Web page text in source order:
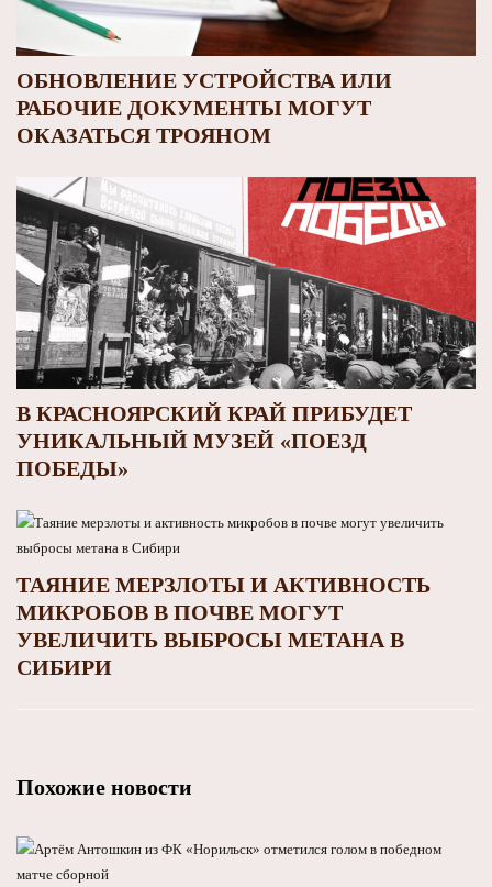
ОБНОВЛЕНИЕ УСТРОЙСТВА ИЛИ
РАБОЧИЕ ДОКУМЕНТЫ МОГУТ
ОКАЗАТЬСЯ ТРОЯНОМ
В КРАСНОЯРСКИЙ КРАЙ ПРИБУДЕТ
УНИКАЛЬНЫЙ МУЗЕЙ «ПОЕЗД
ПОБЕДЫ»
ТАЯНИЕ МЕРЗЛОТЫ И АКТИВНОСТЬ
МИКРОБОВ В ПОЧВЕ МОГУТ
УВЕЛИЧИТЬ ВЫБРОСЫ МЕТАНА В
СИБИРИ
Похожие новости